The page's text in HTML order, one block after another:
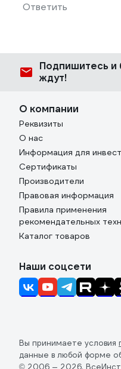
Ответить
Подпишитесь и
ждут!
О компании
Реквизиты
О нас
Информация для
Сертификаты
Производители
Правовая информация
Правила применения
рекомендательных
Каталог товаров
Наши соцсети
Вы принимаете условия
данные в любой форме
© 2006 — 2026.